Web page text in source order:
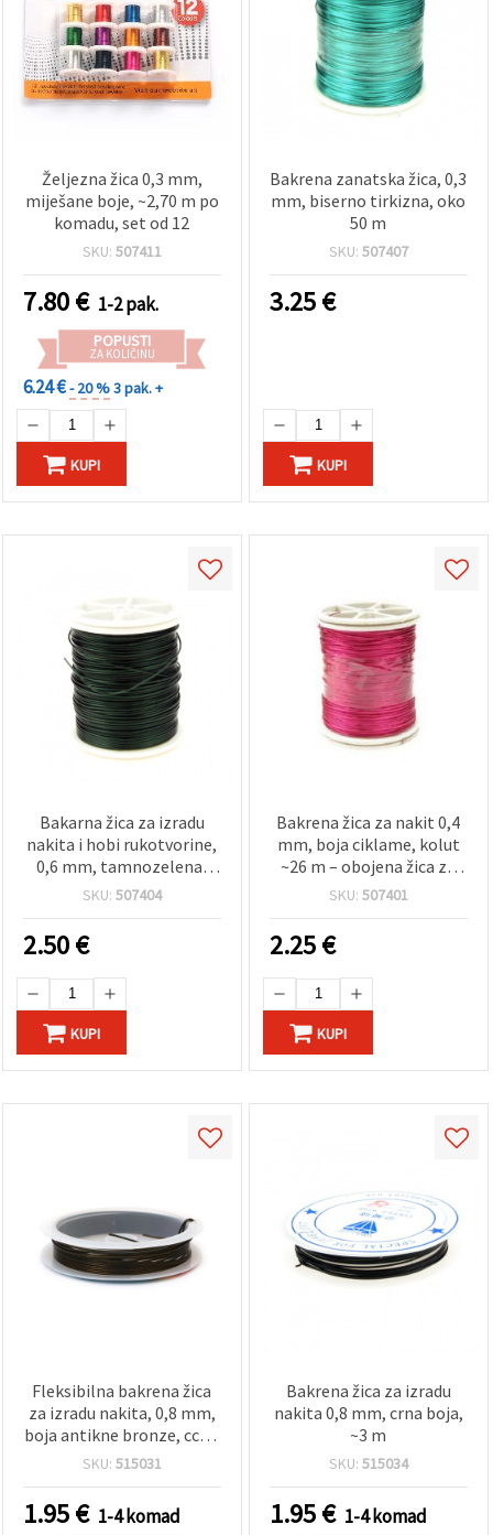
Željezna žica 0,3 mm,
miješane boje, ~2,70 m po
komadu, set od 12
SKU: 507411
7.80€ 1-2 pak.
POPUSTI
ZA KOLIČINU
6.24 €- 20 %3 pak. +
KUPI
Bakrena zanatska žica, 0,3
mm, biserno tirkizna, oko
50 m
SKU: 507407
3.25€
KUPI
Bakarna žica za izradu
nakita i hobi rukotvorine,
0,6 mm, tamnozelena,
~12 m
SKU: 507404
2.50€
KUPI
Bakrena žica za nakit 0,4
mm, boja ciklame, kolut
~26 m – obojena žica za
izradu nakita, omotavanje
SKU: 507401
2.25€
KUPI
Fleksibilna bakrena žica
za izradu nakita, 0,8 mm,
boja antikne bronze, cca 3
m, na kolutu
SKU: 515031
1.95€ 1-4 komad
Bakrena žica za izradu
nakita 0,8 mm, crna boja,
~3 m
SKU: 515034
1.95€ 1-4 komad